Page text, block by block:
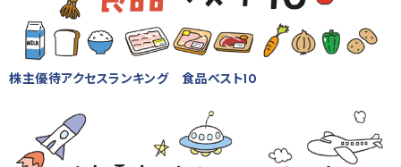
株主優待アクセスランキング 食品ベスト10